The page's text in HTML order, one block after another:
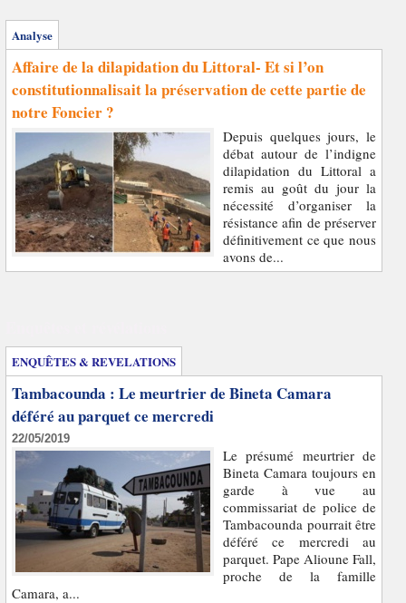
Analyse
Affaire de la dilapidation du Littoral- Et si l’on
constitutionnalisait la préservation de cette partie de
notre Foncier ?
Depuis quelques jours, le
débat autour de l’indigne
dilapidation du Littoral a
remis au goût du jour la
nécessité d’organiser la
résistance afin de préserver
définitivement ce que nous
avons de...
ENQUÊTES & REVELATIONS
Tambacounda : Le meurtrier de Bineta Camara
déféré au parquet ce mercredi
22/05/2019
Le présumé meurtrier de
Bineta Camara toujours en
garde à vue au
commissariat de police de
Tambacounda pourrait être
déféré ce mercredi au
parquet. Pape Alioune Fall,
proche de la famille
Camara, a...